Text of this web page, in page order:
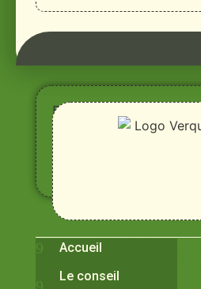
Entre
Rhône,
Alpilles
et
Durance
Accueil
Le conseil